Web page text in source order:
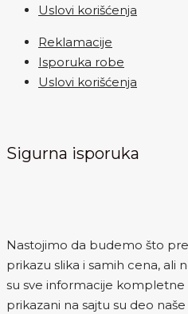
Uslovi korišćenja
Reklamacije
Isporuka robe
Uslovi korišćenja
Sigurna isporuka
Nastojimo da budemo što
prikazu slika i samih cena, ali
su sve informacije kompletne
prikazani na sajtu su deo